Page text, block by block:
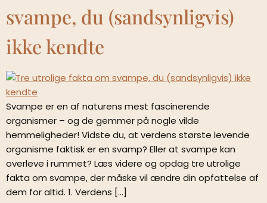
svampe, du (sandsynligvis)
ikke kendte
Svampe er en af naturens mest fascinerende
organismer – og de gemmer på nogle vilde
hemmeligheder! Vidste du, at verdens største levende
organisme faktisk er en svamp? Eller at svampe kan
overleve i rummet? Læs videre og opdag tre utrolige
fakta om svampe, der måske vil ændre din opfattelse af
dem for altid. 1. Verdens […]